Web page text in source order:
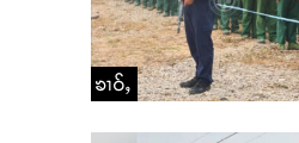
ၶၢဝ်ႇ